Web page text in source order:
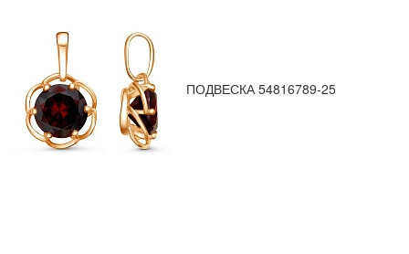
ПОДВЕСКА 54816789-25